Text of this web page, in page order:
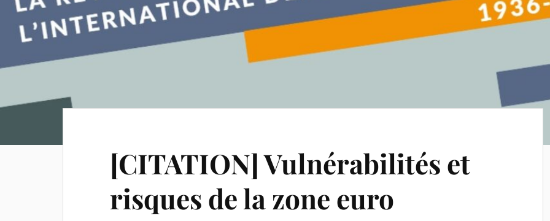
[CITATION] Vulnérabilités et
risques de la zone euro